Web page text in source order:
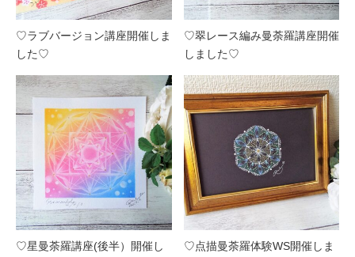
♡ラブバージョン講座開催しま
した♡
♡翠レース編み曼荼羅講座開催
しました♡
♡星曼荼羅講座(後半）開催し
♡点描曼荼羅体験WS開催しま